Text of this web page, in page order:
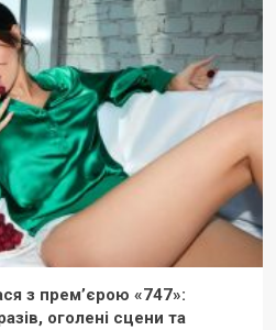
з прем’єрою «747»:
оголені сцени та